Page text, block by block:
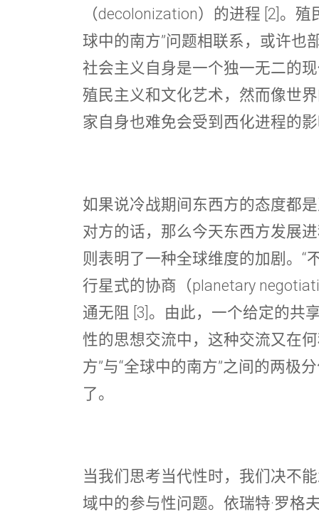
（decolonization）的进程 [2]。
球中的南方”问题相联系，或许也
社会主义自身是一个独一无二的
殖民主义和文化艺术，然而像世
家自身也难免会受到西化进程的
如果说冷战期间东西方的态度都
对方的话，那么今天东西方发展
则表明了一种全球维度的加剧。“
行星式的协商（planetary
通无阻 [3]。由此，一个给定的共
性的思想交流中，这种交流又在
方”与“全球中的南方”之间的两极
了。
当我们思考当代性时，我们决不
域中的参与性问题。依瑞特·罗格